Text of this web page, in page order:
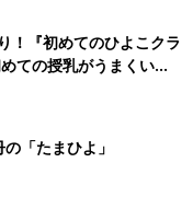
！『初めてのひよこクラ
ての授乳がうまくい
と夏のトラブル 解決テ
「たまひよ」